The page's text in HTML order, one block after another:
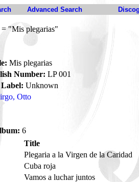
Advanced Search
= "Mis plegarias"
Mis plegarias
Number: LP 001
Unknown
Otto
6
Title
Plegaria a la Virgen de la Caridad
Cuba roja
Vamos a luchar juntos